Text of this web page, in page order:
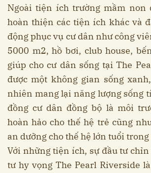
Ngoài tiện ích trường mầm non
hoàn thiện các tiện ích khác và
động phục vụ cư dân như công
5000 m2, hồ bơi, club house,
giúp cho cư dân sống tại The
được một không gian sống
nhiên mang lại năng lượng sống
đồng cư dân đồng bộ là môi
hoàn hảo cho thế hệ trẻ cũng
an dưỡng cho thế hệ lớn tuổi
Với những tiện ích, sự đầu tư
tư hy vọng The Pearl Riverside